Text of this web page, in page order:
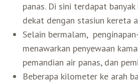
panas. Di sini terdapat
dekat dengan stasiun kereta
Selain bermalam,
menawarkan penyewaan
pemandian air panas, dan
Beberapa kilometer ke arah